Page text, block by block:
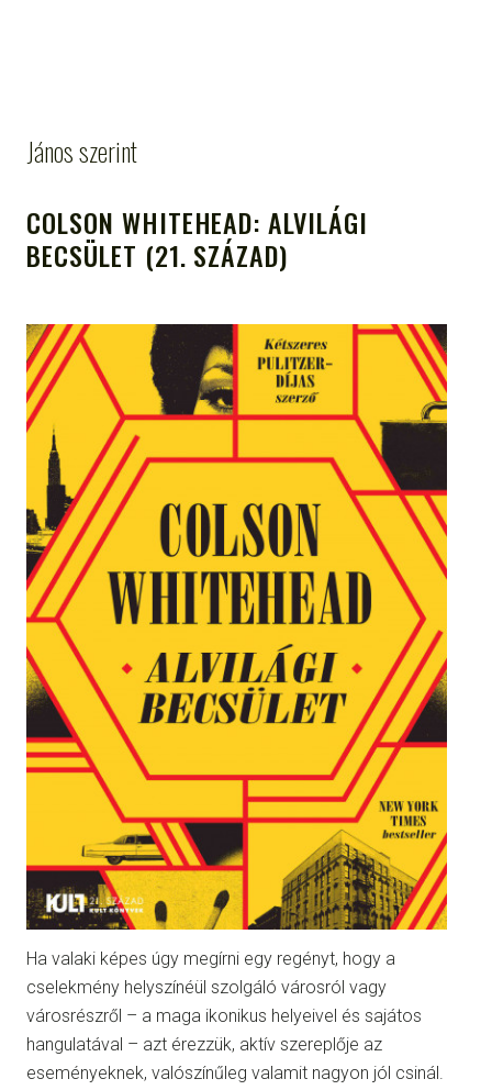
János szerint
COLSON WHITEHEAD: ALVILÁGI
BECSÜLET (21. SZÁZAD)
Ha valaki képes úgy megírni egy regényt, hogy a
cselekmény helyszínéül szolgáló városról vagy
városrészről – a maga ikonikus helyeivel és sajátos
hangulatával – azt érezzük, aktív szereplője az
eseményeknek, valószínűleg valamit nagyon jól csinál.